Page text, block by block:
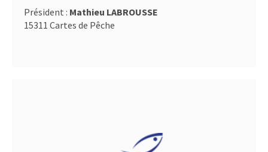
Président : Mathieu LABROUSSE
15311 Cartes de Pêche